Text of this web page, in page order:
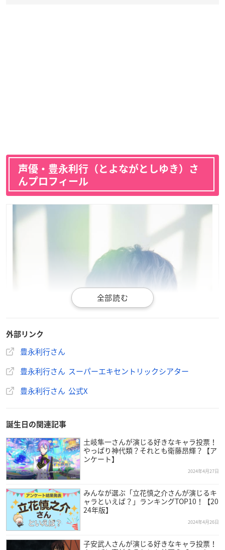
声優・豊永利行（とよながとしゆき）さ
んプロフィール
引用：「スーパーエキセントリックシアター」
豊永利行さんは東京都出身で現在スーパーエキセントリックシ
アターに所属しており、今年で40歳を迎えます。
外部リンク
豊永利行さん
豊永利行さん スーパーエキセントリックシアター
豊永利行さん 公式X
誕生日の関連記事
土岐隼一さんが演じる好きなキャラ投票！
やっぱり神代類？それとも衛藤昂輝？【ア
ンケート】
2024年4月27日
みんなが選ぶ「立花慎之介さんが演じるキ
ャラといえば？」ランキングTOP10！【20
24年版】
2024年4月26日
子安武人さんが演じる好きなキャラ投票！